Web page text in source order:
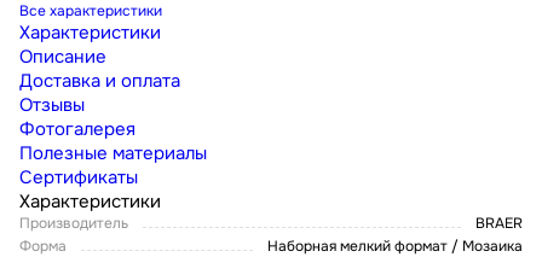
Все характеристики
Характеристики
Описание
Доставка и оплата
Отзывы
Фотогалерея
Полезные материалы
Сертификаты
Характеристики
Производитель
BRAER
Форма
Наборная мелкий формат / Мозаика